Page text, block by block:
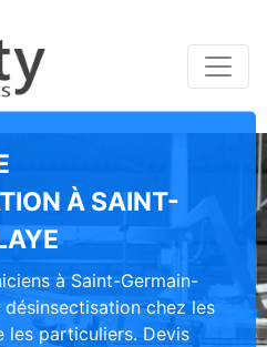
À SAINT-
à Saint-Germain-
chez les
les particuliers. Devis